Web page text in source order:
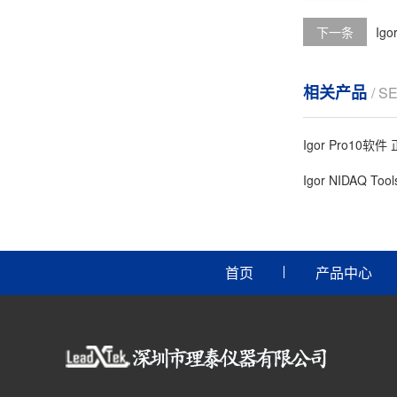
下一条
相关产品 /
Igor Pro10软件
Igor NIDAQ
首页 产品中心